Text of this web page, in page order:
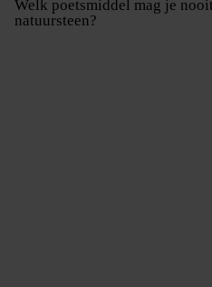
Welk poetsmiddel mag je
natuursteen?